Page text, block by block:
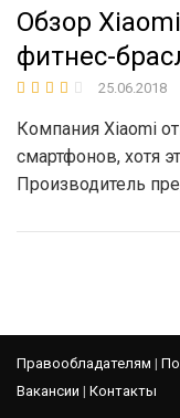
Обзор
фитнес-
25.06.2018
Компания Xiaomi
смартфонов, хотя
Производитель
Правообладателям |
Вакансии | Контакты